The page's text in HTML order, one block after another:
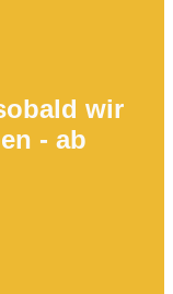
wir
- ab